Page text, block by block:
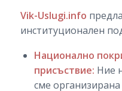
Vik-Uslugi.info
институционален
Национално
присъствие: Ние
сме